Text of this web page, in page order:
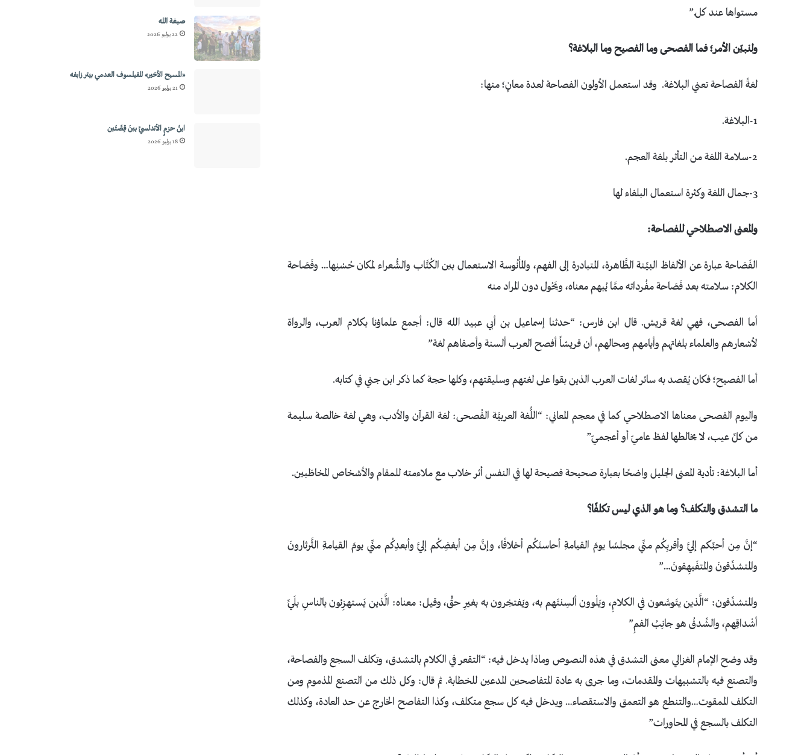
مستواها عند كل.”
ولنبيّن الأمر؛ فما الفصحى وما الفصيح وما البلاغة؟
لغةً الفصاحة تعني البلاغة. وقد استعمل الأولون الفصاحة لعدة معانٍ؛ منها:
1-البلاغة.
2-سلامة اللغة من التأثر بلغة العجم.
3-جمال اللغة وكثرة استعمال البلغاء لها
والمعنى الاصطلاحي للفصاحة:
الفَصَاحة عبارة عن الألفاظ البيِّنة الظَّاهرة، المتبادرة إلى الفهم، والمأْنُوسة الاستعمال بين الكُتَّاب والشُّعراء لمكان حُسْنِها… وفَصَاحة
الكلام: سلامته بعد فَصَاحة مفُرداته ممَّا يُبهم معناه، ويَحُول دون المراد منه
أما الفصحى، فهي لغة قريش. قال ابن فارس: “حدثنا إسماعيل بن أبي عبيد الله قال: أجمع علماؤنا بكلام العرب، والرواة
لأشعارهم والعلماء بلغاتهم وأيامهم ومحالهم، أن قريشاً أفصح العرب ألسنة وأصفاهم لغة”
أما الفصيح؛ فكان يُقصد به سائر لغات العرب الذين بقوا على لغتهم وسليقتهم، وكلها حجة كما ذكر ابن جني في كتابه.
واليوم الفصحى معناها الاصطلاحي كما في معجم المعاني: “اللُّغة العربيَّة الفُصحى: لغة القرآن والأدب، وهي لغة خالصة سليمة
من كلِّ عيب، لا يخالطها لفظ عاميّ أو أعجميّ”
أما البلاغة: تأدية المعنى الجليل واضحًا بعبارة صحيحة فصيحة لها في النفس أثر خلاب مع ملاءمته للمقام والأشخاص المخاطَبين.
ما التشدق والتكلف؟ وما هو الذي ليس تكلفًا؟
“إنَّ مِن أحبِّكم إليَّ وأقربِكُم منِّي مجلسًا يومَ القيامةِ أحاسنَكُم أخلاقًا، وإنَّ مِن أبغضِكُم إليَّ وأبعدِكُم منِّي يومَ القيامةِ الثَّرثارونَ
والمتشدِّقونَ والمتفَيهِقونَ…”
والمتشدِّقون: “الَّذين يتَوسَّعون في الكلامِ، ويَلْوون ألسِنتَهم به، ويَفتخِرون به بغيرِ حقٍّ، وقيل: معناه: الَّذين يَستهزِئون بالناسِ بلَيِّ
أشْداقِهم، والشِّدقُ هو جانِبُ الفمِ”
وقد وضح الإمام الغزالي معنى التشدق في هذه النصوص وماذا يدخل فيه: “التقعر في الكلام بالتشدق، وتكلف السجع والفصاحة،
والتصنع فيه بالتشبيهات والمقدمات، وما جرى به عادة المتفاصحين المدعين للخطابة. ثم قال: وكل ذلك من التصنع المذموم ومن
التكلف الممقوت…والتنطع هو التعمق والاستقصاء… ويدخل فيه كل سجع متكلف، وكذا التفاصح الخارج عن حد العادة، وكذلك
التكلف بالسجع في المحاورات”
صبغة الله
22 يوليو 2026
«المسيح الأخير» للفيلسوف العدمي بيتر زابفه
21 يوليو 2026
ابنُ حزمٍ الأندلسيِّ بينَ قِصَّتَين
18 يوليو 2026